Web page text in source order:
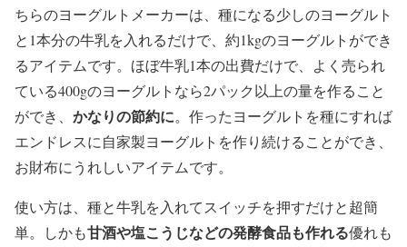
ちらのヨーグルトメーカーは、種になる少しのヨーグルト
と1本分の牛乳を入れるだけで、約1kgのヨーグルトができ
るアイテムです。ほぼ牛乳1本の出費だけで、よく売られ
ている400gのヨーグルトなら2パック以上の量を作ること
ができ、 かなりの節約に。作ったヨーグルトを種にすれば
エンドレスに自家製ヨーグルトを作り続けることができ、
お財布にうれしいアイテムです。
使い方は、種と牛乳を入れてスイッチを押すだけと超簡
単。しかも甘酒や塩こうじなどの発酵食品も作れる優れも